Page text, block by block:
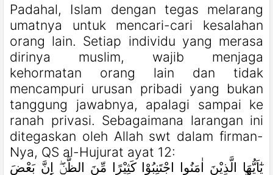
Padahal, Islam dengan tegas melarang
umatnya untuk mencari-cari kesalahan
orang lain. Setiap individu yang merasa
dirinya muslim, wajib menjaga
kehormatan orang lain dan tidak
mencampuri urusan pribadi yang bukan
tanggung jawabnya, apalagi sampai ke
ranah privasi. Sebagaimana larangan ini
ditegaskan oleh Allah swt dalam firman-
Nya, QS al-Hujurat ayat 12:
يٰٓاَيُّهَا الَّذِيْنَ اٰمَنُوا اجْتَنِبُوْا كَثِيْرًا مِّنَ الظَّنِّۖ اِنَّ بَعْضَ